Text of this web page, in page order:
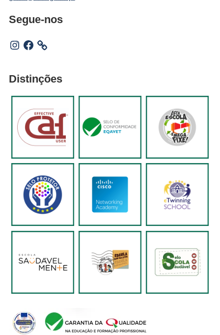
Segue-nos
Instagram
Facebook
Distinções